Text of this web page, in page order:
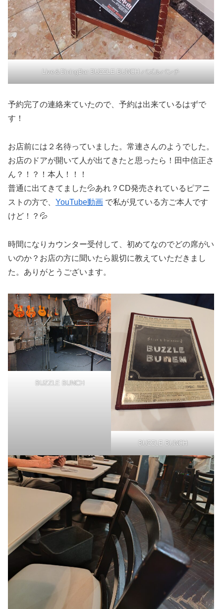
Live＆DiningBar BUZZLE BUNCH バズルバンチ
予約完了の連絡来ていたので、予約は出来ているはずで
す！
お店前には２名待っていました。常連さんのようでした。
お店のドアが開いて人が出てきたと思ったら！田中信正さ
ん？！？！本人！！！
普通に出てきてました💦あれ？CD発売されているピアニ
ストの方で、 YouTube動画 で私が見ている方ご本人です
けど！？💦
時間になりカウンター受付して、初めてなのでどの席がい
いのか？お店の方に聞いたら親切に教えていただきまし
た。ありがとうございます。
BUZZLE BUNCH
BUZZLE BUNCH